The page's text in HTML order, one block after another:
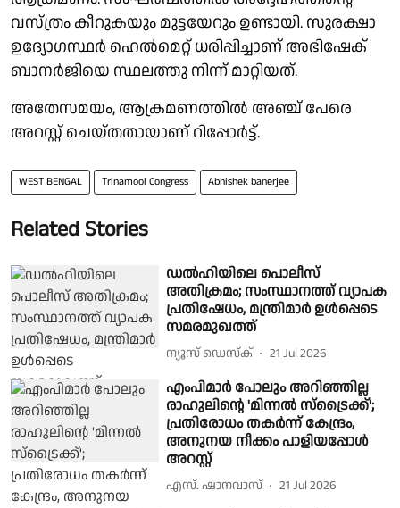
വസ്ത്രം കീറുകയും മുട്ടയേറും ഉണ്ടായി. സുരക്ഷാ
ഉദ്യോഗസ്ഥര്‍ ഹെല്‍മെറ്റ് ധരിപ്പിച്ചാണ് അഭിഷേക്
ബാനര്‍ജിയെ സ്ഥലത്തു നിന്ന് മാറ്റിയത്.
അതേസമയം, ആക്രമണത്തില്‍ അഞ്ച് പേരെ
അറസ്റ്റ് ചെയ്തതായാണ് റിപ്പോര്‍ട്ട്.
WEST BENGAL Trinamool Congress Abhishek banerjee
Related Stories
ഡല്‍ഹിയിലെ പൊലീസ്
അതിക്രമം; സംസ്ഥാനത്ത് വ്യാപക
പ്രതിഷേധം, മന്ത്രിമാര്‍ ഉള്‍പ്പെടെ
സമരമുഖത്ത്
ന്യൂസ് ഡെസ്ക് 21 Jul 2026
എംപിമാര്‍ പോലും അറിഞ്ഞില്ല
രാഹുലിന്റെ 'മിന്നല്‍ സ്ട്രൈക്ക്';
പ്രതിരോധം തകര്‍ന്ന് കേന്ദ്രം,
അനുനയ നീക്കം പാളിയപ്പോള്‍
അറസ്റ്റ്
എസ്. ഷാനവാസ് 21 Jul 2026